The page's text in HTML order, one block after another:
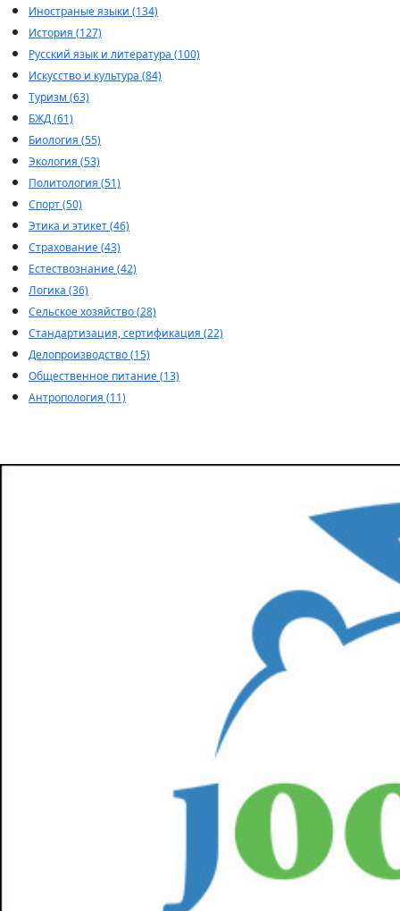
Иностраные языки (134)
История (127)
Русский язык и литература (100)
Искусство и культура (84)
Туризм (63)
БЖД (61)
Биология (55)
Экология (53)
Политология (51)
Спорт (50)
Этика и этикет (46)
Страхование (43)
Естествознание (42)
Логика (36)
Сельское хозяйство (28)
Стандартизация, сертификация (22)
Делопроизводство (15)
Общественное питание (13)
Антропология (11)